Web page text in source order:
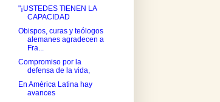
"¡USTEDES TIENEN LA
CAPACIDAD
Obispos, curas y teólogos
alemanes agradecen a
Fra...
Compromiso por la
defensa de la vida,
En América Latina hay
avances